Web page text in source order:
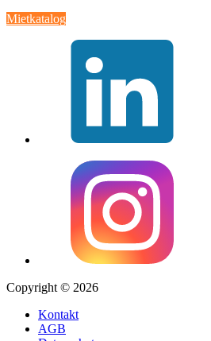
Mietkatalog
Copyright © 2026
Kontakt
AGB